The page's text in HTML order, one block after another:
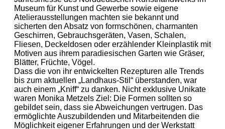
Museum für Kunst und Gewerbe sowie eigene
Atelierausstellungen machten sie bekannt und
sicherten den Absatz von formschönen, charmanten
Geschirren, Gebrauchsgeräten, Vasen, Schalen,
Fliesen, Deckeldosen oder erzählender Kleinplastik mit
Motiven aus ihrem paradiesischen Garten wie Gräser,
Blätter, Früchte, Vögel.
Dass die von ihr entwickelten Rezepturen alle Trends
bis zum aktuellen „Landhaus-Stil“ überstanden, war
auch einem „Kniff“ zu danken. Nicht exklusive Unikate
waren Monika Metzels Ziel: Die Formen sollten so
gebildet sein, dass sie Abweichungen vertrugen. Das
ermöglichte Auszubildenden und Mitarbeitenden die
Möglichkeit eigener Erfahrungen und der Werkstatt